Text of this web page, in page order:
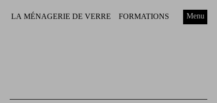
LA MÉNAGERIE DE VERRE FORMATIONS Menu